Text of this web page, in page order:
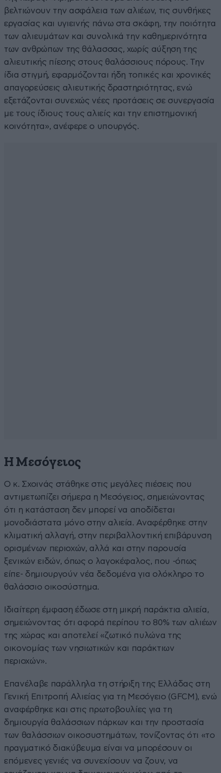
βελτιώνουν την ασφάλεια των αλιέων, τις συνθήκες
εργασίας και υγιεινής πάνω στα σκάφη, την ποιότητα
των αλιευμάτων και συνολικά την καθημερινότητα
των ανθρώπων της θάλασσας, χωρίς αύξηση της
αλιευτικής πίεσης στους θαλάσσιους πόρους. Την
ίδια στιγμή, εφαρμόζονται ήδη τοπικές και χρονικές
απαγορεύσεις αλιευτικής δραστηριότητας, ενώ
εξετάζονται συνεχώς νέες προτάσεις σε συνεργασία
με τους ίδιους τους αλιείς και την επιστημονική
κοινότητα», ανέφερε ο υπουργός.
Η Μεσόγειος
Ο κ. Σχοινάς στάθηκε στις μεγάλες πιέσεις που
αντιμετωπίζει σήμερα η Μεσόγειος, σημειώνοντας
ότι η κατάσταση δεν μπορεί να αποδίδεται
μονοδιάστατα μόνο στην αλιεία. Αναφέρθηκε στην
κλιματική αλλαγή, στην περιβαλλοντική επιβάρυνση
ορισμένων περιοχών, αλλά και στην παρουσία
ξενικών ειδών, όπως ο λαγοκέφαλος, που -όπως
είπε- δημιουργούν νέα δεδομένα για ολόκληρο το
θαλάσσιο οικοσύστημα.
Ιδιαίτερη έμφαση έδωσε στη μικρή παράκτια αλιεία,
σημειώνοντας ότι αφορά περίπου το 80% των αλιέων
της χώρας και αποτελεί «ζωτικό πυλώνα της
οικονομίας των νησιωτικών και παράκτιων
περιοχών».
Επανέλαβε παράλληλα τη στήριξη της Ελλάδας στη
Γενική Επιτροπή Αλιείας για τη Μεσόγειο (GFCM), ενώ
αναφέρθηκε και στις πρωτοβουλίες για τη
δημιουργία θαλάσσιων πάρκων και την προστασία
των θαλάσσιων οικοσυστημάτων, τονίζοντας ότι «το
πραγματικό διακύβευμα είναι να μπορέσουν οι
επόμενες γενιές να συνεχίσουν να ζουν, να